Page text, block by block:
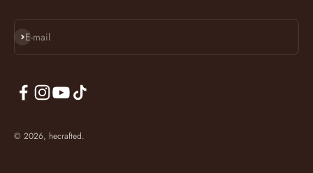
E-mail
Assinar
© 2026, hecrafted.